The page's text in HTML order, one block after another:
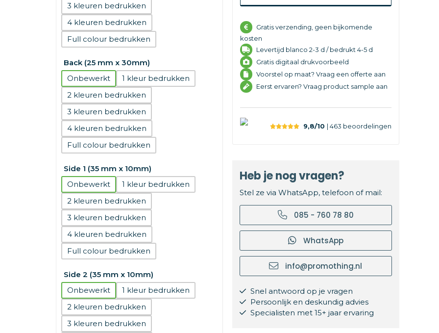
3
4
Full colour
Back (25 mm x 30mm)
Onbewerkt
1
2
3
4
Full colour
Side 1 (35 mm x 10mm)
Onbewerkt
1
2
3
4
Full colour
Side 2 (35 mm x 10mm)
Onbewerkt
1
2
3
Gratis verzending, geen bijkomende
kosten
Levertijd blanco 2-3 d / bedrukt 4-5 d
Gratis digitaal drukvoorbeeld
Voorstel op maat? Vraag een offerte aan
Eerst ervaren? Vraag product sample aan
9,8/10 | 463 beoordelingen
Heb je nog vragen?
Stel ze via WhatsApp, telefoon of mail:
085 - 760 78 80
WhatsApp
info@promothing.nl
Snel antwoord op je vragen
Persoonlijk en deskundig advies
Specialisten met 15+ jaar ervaring